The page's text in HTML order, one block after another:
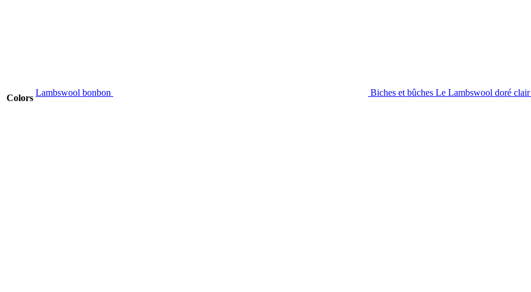
Colors
Lambswool bonbon Biches et bûches Le Lambswool doré clair